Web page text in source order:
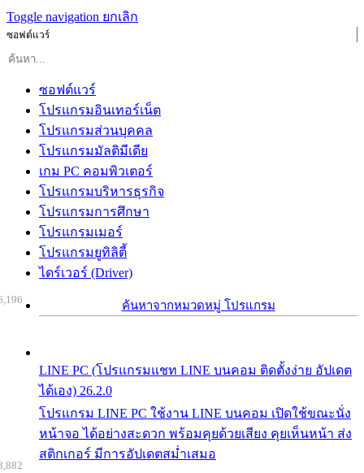
Toggle navigation ยกเลิก
ซอฟต์แวร์
ซอฟต์แวร์
โปรแกรมอินเทอร์เน็ต
โปรแกรมส่วนบุคคล
โปรแกรมมัลติมีเดีย
เกม PC คอมพิวเตอร์
โปรแกรมบริหารธุรกิจ
โปรแกรมการศึกษา
โปรแกรมเมอร์
โปรแกรมยูทิลิตี้
ไดร์เวอร์ (Driver)
ค้นหาจากหมวดหมู่ โปรแกรม
LINE PC (โปรแกรมแชท LINE บนคอม ติดตั้งง่าย อัปเดต
ได้เอง) 26.2.0
โปรแกรม LINE PC ใช้งาน LINE บนคอม เปิดใช้ขณะนั่ง
หน้าจอ ได้อย่างสะดวก พร้อมคุยด้วยเสียง คุยเห็นหน้า ส่ง
สติกเกอร์ มีการอัปเดตสม่ำเสมอ